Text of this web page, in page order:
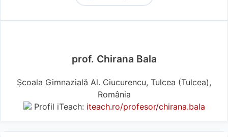
prof. Chirana Bala
Școala Gimnazială Al. Ciucurencu, Tulcea (Tulcea),
România
Profil iTeach: iteach.ro/profesor/chirana.bala